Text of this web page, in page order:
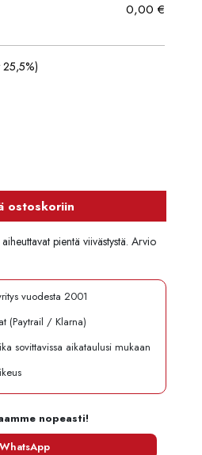
0,00 €
25,5%)
ostoskoriin
pientä viivästystä. Arvio
vuodesta 2001
(Paytrail / Klarna)
sovittavissa aikataulusi mukaan
nopeasti!
WhatsApp